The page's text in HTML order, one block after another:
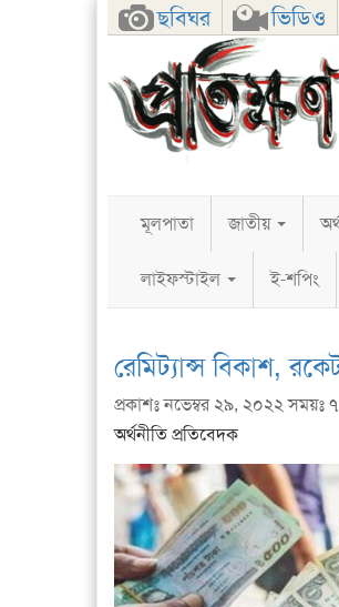
ছবিঘর ভিডিও
FacebookTwitterGoogle+
মূলপাতা জাতীয়
লাইফস্টাইল ই-শপিং
রেমিট্যান্স বিকাশ,
প্রকাশঃ নভেম্বর ২৯, ২০২২ সময়ঃ
অর্থনীতি প্রতিবেদক